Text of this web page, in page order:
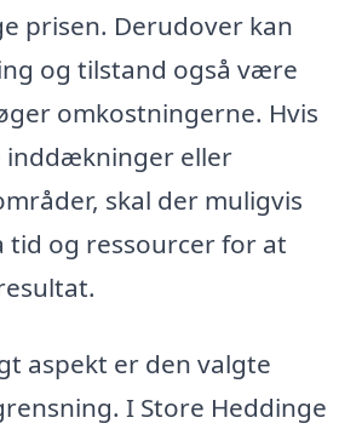
prisen. Derudover kan
og tilstand også være
omkostningerne. Hvis
inddækninger eller
skal der muligvis
tid og ressourcer for at
aspekt er den valgte
I Store Heddinge